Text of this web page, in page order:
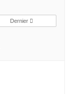
Dernier